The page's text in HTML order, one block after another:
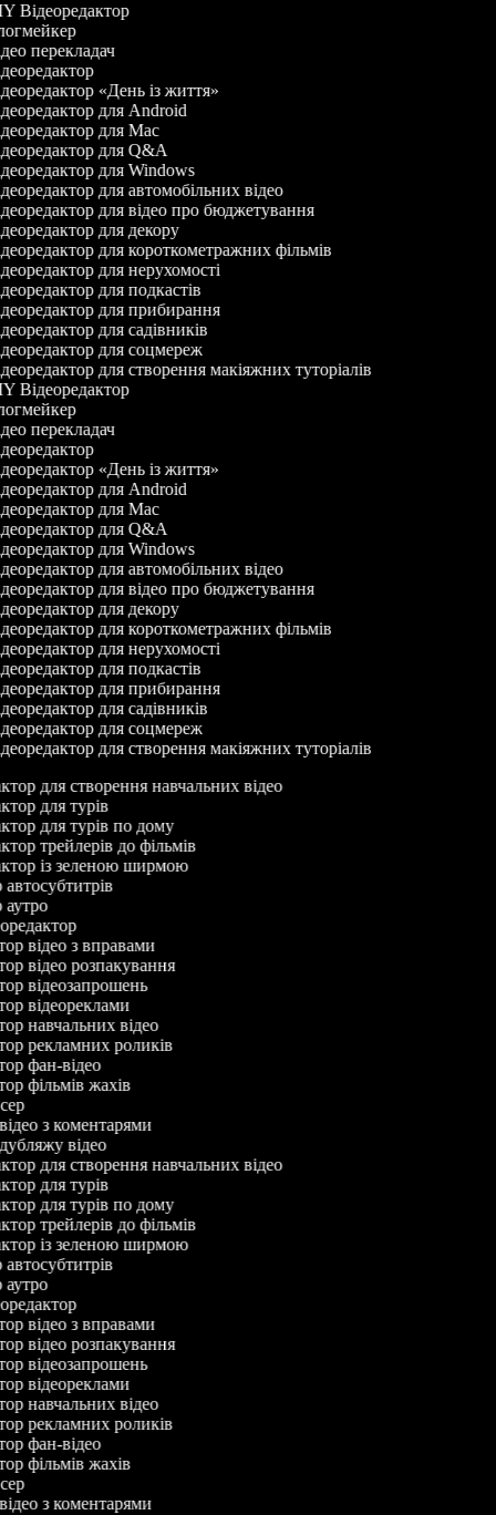
Відеоредактор
перекладач
«День із життя»
для Android
для Mac
для Q&A
для Windows
для автомобільних відео
для відео про бюджетування
для декору
для короткометражних фільмів
для нерухомості
для подкастів
для прибирання
для садівників
для соцмереж
для створення макіяжних туторіалів
Відеоредактор
перекладач
«День із життя»
для Android
для Mac
для Q&A
для Windows
для автомобільних відео
для відео про бюджетування
для декору
для короткометражних фільмів
для нерухомості
для подкастів
для прибирання
для садівників
для соцмереж
для створення макіяжних туторіалів
для створення навчальних відео
для турів
для турів по дому
трейлерів до фільмів
із зеленою ширмою
автосубтитрів
аутро
відео з вправами
відео розпакування
відеозапрошень
відеореклами
навчальних відео
рекламних роликів
фан-відео
фільмів жахів
з коментарями
відео
для створення навчальних відео
для турів
для турів по дому
трейлерів до фільмів
із зеленою ширмою
автосубтитрів
аутро
відео з вправами
відео розпакування
відеозапрошень
відеореклами
навчальних відео
рекламних роликів
фан-відео
фільмів жахів
з коментарями